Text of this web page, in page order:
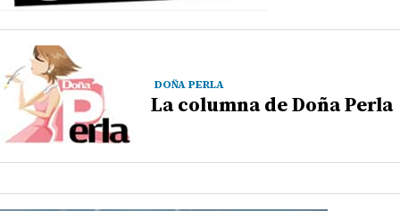
DOÑA PERLA
La columna de Doña Perla